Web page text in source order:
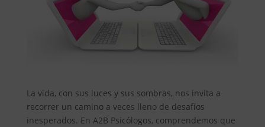
La vida, con sus luces y sus sombras, nos invita a
recorrer un camino a veces lleno de desafíos
inesperados. En A2B Psicólogos, comprendemos que